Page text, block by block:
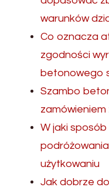
warunków
Co oznacza
zgodności
betonowego
Szambo
zamówieniem
W jaki
użytkowaniu
Jak dobrze